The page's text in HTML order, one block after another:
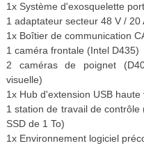
1x Système d'exosquelette
1 adaptateur secteur 48 V / 20
1x Boîtier de communication
1 caméra frontale (Intel D435)
2 caméras de poignet
visuelle)
1x Hub d'extension USB haute
1 station de travail de
SSD de 1 To)
1x Environnement logiciel